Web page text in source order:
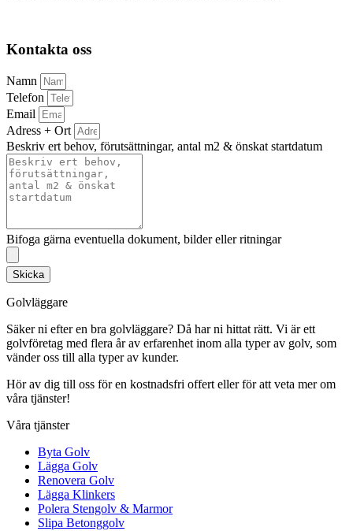
Kontakta oss
Namn
Telefon
Email
Adress + Ort
Beskriv ert behov, förutsättningar, antal m2 & önskat startdatum
Bifoga gärna eventuella dokument, bilder eller ritningar
Skicka
Golvläggare
Säker ni efter en bra golvläggare? Då har ni hittat rätt. Vi är ett
golvföretag med flera år av erfarenhet inom alla typer av golv, som
vänder oss till alla typer av kunder.
Hör av dig till oss för en kostnadsfri offert eller för att veta mer om
våra tjänster!
Våra tjänster
Byta Golv
Lägga Golv
Renovera Golv
Lägga Klinkers
Polera Stengolv & Marmor
Slipa Betonggolv